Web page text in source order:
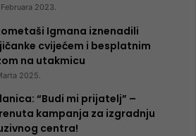
Februara 2023.
Igmana iznenadili
cvijećem i besplatnim
na utakmicu
2025.
“Budi mi prijatelj” –
kampanja za izgradnju
centra!